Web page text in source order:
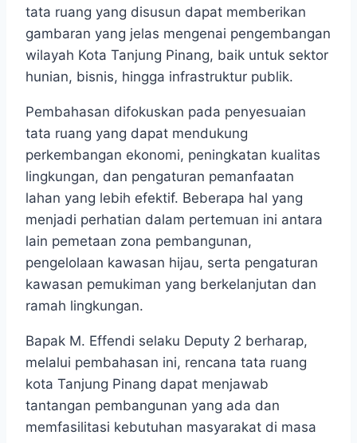
tata ruang yang disusun dapat memberikan
gambaran yang jelas mengenai pengembangan
wilayah Kota Tanjung Pinang, baik untuk sektor
hunian, bisnis, hingga infrastruktur publik.
Pembahasan difokuskan pada penyesuaian
tata ruang yang dapat mendukung
perkembangan ekonomi, peningkatan kualitas
lingkungan, dan pengaturan pemanfaatan
lahan yang lebih efektif. Beberapa hal yang
menjadi perhatian dalam pertemuan ini antara
lain pemetaan zona pembangunan,
pengelolaan kawasan hijau, serta pengaturan
kawasan pemukiman yang berkelanjutan dan
ramah lingkungan.
Bapak M. Effendi selaku Deputy 2 berharap,
melalui pembahasan ini, rencana tata ruang
kota Tanjung Pinang dapat menjawab
tantangan pembangunan yang ada dan
memfasilitasi kebutuhan masyarakat di masa